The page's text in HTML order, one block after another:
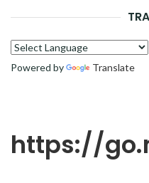
Powered by Translate
https://